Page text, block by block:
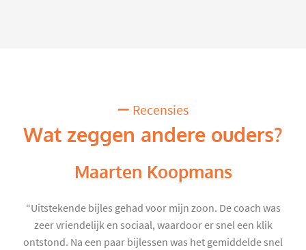
Recensies
Wat zeggen andere ouders?
Maarten Koopmans
“Uitstekende bijles gehad voor mijn zoon. De coach was
zeer vriendelijk en sociaal, waardoor er snel een klik
ontstond. Na een paar bijlessen was het gemiddelde snel